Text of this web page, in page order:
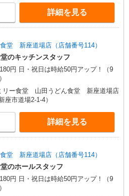
住まいやご希望を考慮して決定いたし
ださい。 ［1］東京エリア
、立川市、府中市、調布市、狛江市
エリア … 千葉市緑区、船橋市、市原
市、松戸市、柏市、流山市 ［4］埼玉
さいたま市大宮区、所沢市、入間
、和光市、朝霞市
詳細を見る
堂 新座道場店（店舗番号114）
のキッチンスタッフ
給50円アップ！（9
リー食堂 山田うどん食堂 新座道場店
座市道場2-1-4）
詳細を見る
堂 新座道場店（店舗番号114）
のホールスタッフ
給50円アップ！（9